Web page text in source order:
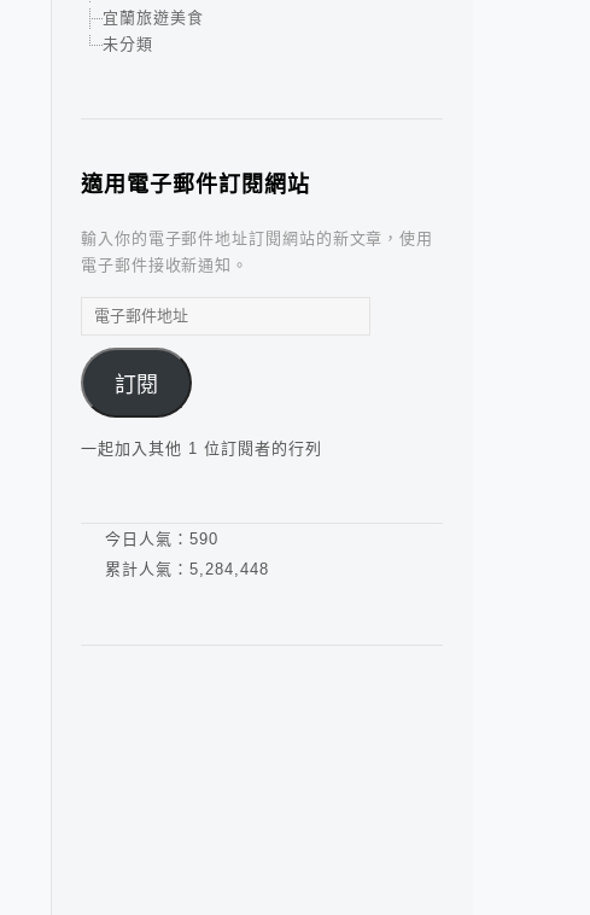
宜蘭旅遊美食
未分類
適用電子郵件訂閱網站
輸入你的電子郵件地址訂閱網站的新文章，使用
電子郵件接收新通知。
電
郵
件
地
址
訂閱
一起加入其他 1 位訂閱者的行列
今日人氣： 590
累計人氣： 5,284,448